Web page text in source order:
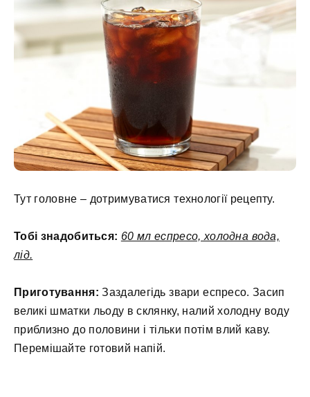
Тут головне – дотримуватися технології рецепту.
Тобі знадобиться: 60 мл еспресо, холодна вода,
лід.
Приготування: Заздалегідь звари еспресо. Засип
великі шматки льоду в склянку, налий холодну воду
приблизно до половини і тільки потім влий каву.
Перемішайте готовий напій.